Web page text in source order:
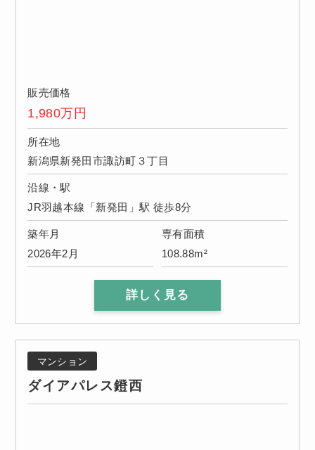
販売価格
1,980万円
所在地
新潟県新発田市諏訪町３丁目
沿線・駅
JR羽越本線「新発田」駅 徒歩8分
築年月
2026年2月
専有面積
108.88m²
詳しく見る
マンション
ダイアパレス鐙西